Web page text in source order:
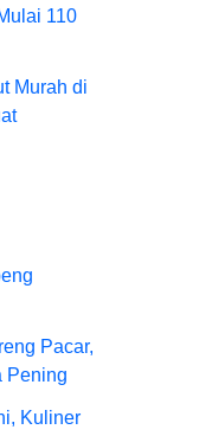
110
Murah di
Pacar,
Pening
Kuliner